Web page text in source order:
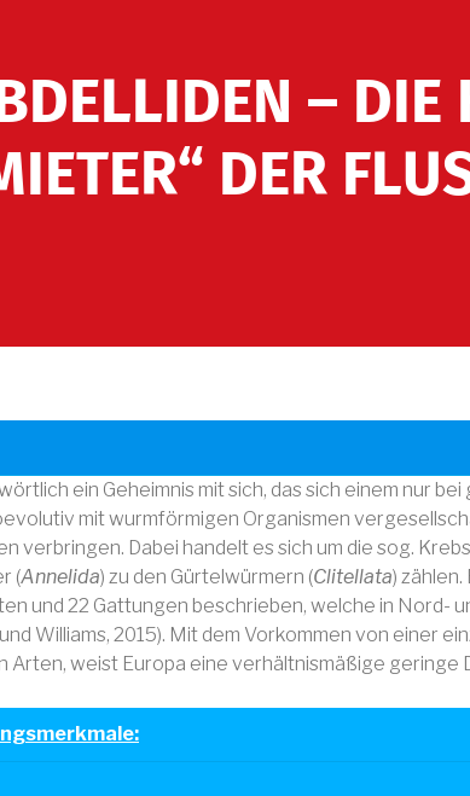
– DIE
DER
ein Geheimnis mit sich, das sich einem nur
mit wurmförmigen Organismen
verbringen. Dabei handelt es sich um die sog.
(Annelida) zu den Gürtelwürmern (Clitellata)
und 22 Gattungen beschrieben, welche in Nord-
Williams, 2015). Mit dem Vorkommen von einer
Arten, weist Europa eine verhältnismäßige geringe